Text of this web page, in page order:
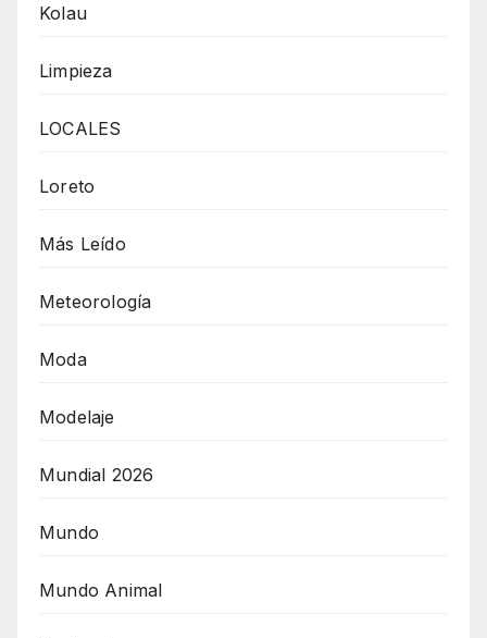
Kolau
Limpieza
LOCALES
Loreto
Más Leído
Meteorología
Moda
Modelaje
Mundial 2026
Mundo
Mundo Animal